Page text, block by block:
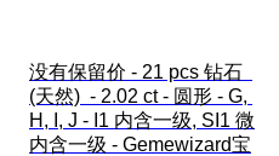
没有保留价 - 21 pcs 钻石
(天然)  - 2.02 ct - 圆形 - G,
H, I, J - I1 内含一级, SI1 微
内含一级 - Gemewizard宝